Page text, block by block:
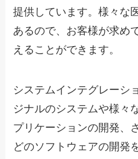
提供しています。様々な
あるので、お客様が求め
えることができます。
システムインテグレーシ
ジナルのシステムや様々
プリケーションの開発、
どのソフトウェアの開発